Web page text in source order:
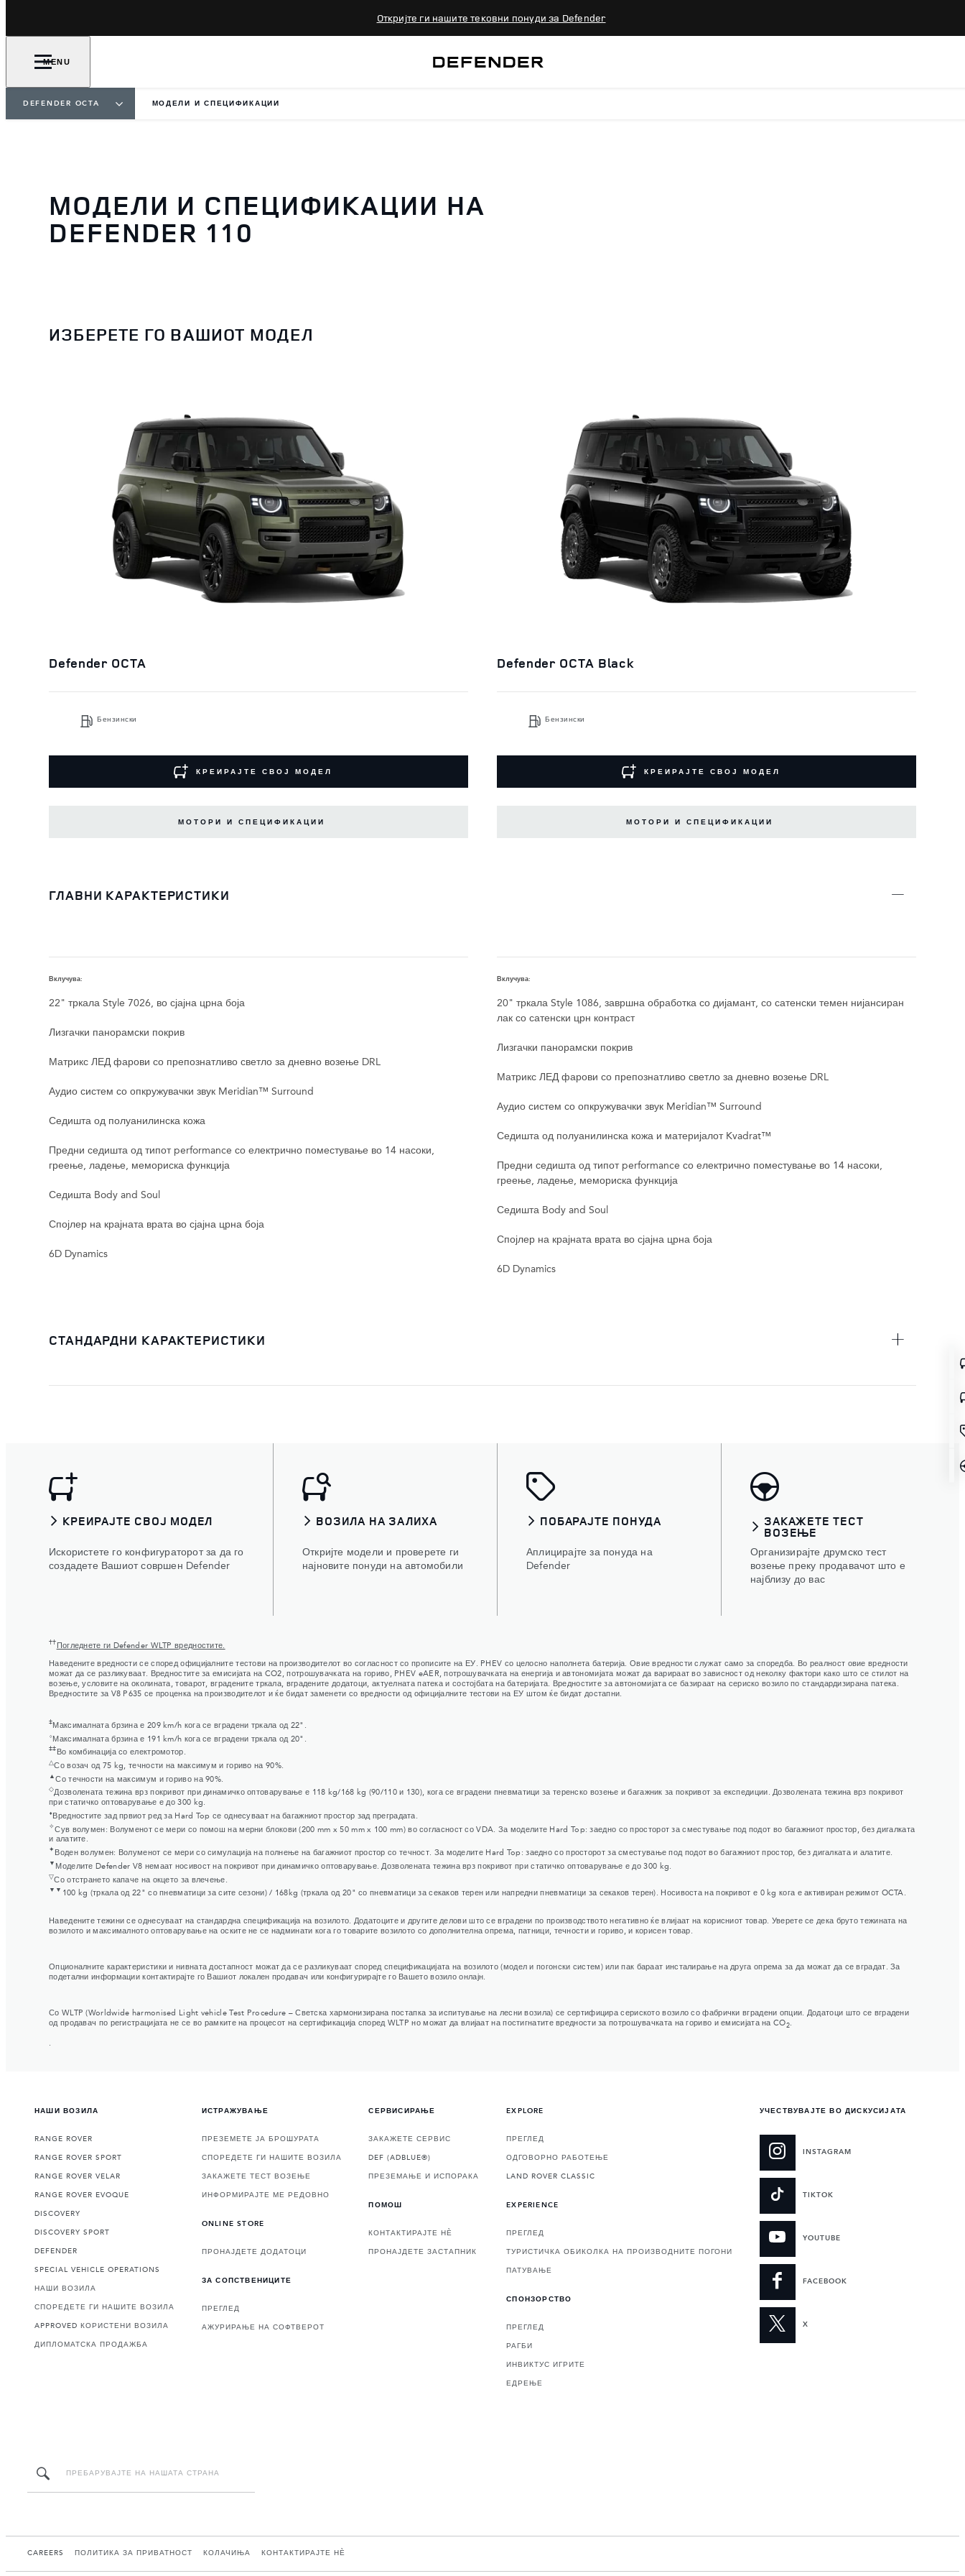
Откријте ги нашите тековни понуди за Defender
MENU
DEFENDER OCTA МОДЕЛИ И СПЕЦИФИКАЦИИ
МОДЕЛИ И СПЕЦИФИКАЦИИ НА
DEFENDER 110
ИЗБЕРЕТЕ ГО ВАШИОТ МОДЕЛ
Defender OCTA
Бензински
КРЕИРАЈТЕ СВОЈ МОДЕЛ
МОТОРИ И СПЕЦИФИКАЦИИ
Defender OCTA Black
Бензински
КРЕИРАЈТЕ СВОЈ МОДЕЛ
МОТОРИ И СПЕЦИФИКАЦИИ
ГЛАВНИ КАРАКТЕРИСТИКИ
Вклучува:
22" тркала Style 7026, во сјајна црна боја
Лизгачки панорамски покрив
Матрикс ЛЕД фарови со препознатливо светло за дневно возење DRL
Аудио систем со опкружувачки звук Meridian™ Surround
Седишта од полуанилинска кожа
Предни седишта од типот performance со електрично поместување во 14 насоки,
греење, ладење, мемориска функција
Седишта Body and Soul
Спојлер на крајната врата во сјајна црна боја
6D Dynamics
Вклучува:
20" тркала Style 1086, завршна обработка со дијамант, со сатенски темен нијансиран
лак со сатенски црн контраст
Лизгачки панорамски покрив
Матрикс ЛЕД фарови со препознатливо светло за дневно возење DRL
Аудио систем со опкружувачки звук Meridian™ Surround
Седишта од полуанилинска кожа и материјалот Kvadrat™
Предни седишта од типот performance со електрично поместување во 14 насоки,
греење, ладење, мемориска функција
Седишта Body and Soul
Спојлер на крајната врата во сјајна црна боја
6D Dynamics
СТАНДАРДНИ КАРАКТЕРИСТИКИ
КРЕИРАЈТЕ СВОЈ МОДЕЛ
Искористете го конфигураторот за да го
создадете Вашиот совршен Defender
ВОЗИЛА НА ЗАЛИХА
Откријте модели и проверете ги
најновите понуди на автомобили
ПОБАРАЈТЕ ПОНУДА
Аплицирајте за понуда на
Defender
ЗАКАЖЕТЕ ТЕСТ
ВОЗЕЊЕ
Организирајте друмско тест
возење преку продавачот што е
најблизу до вас
†† Погледнете ги Defender WLTP вредностите.
Наведените вредности се според официјалните тестови на производителот во согласност со прописите на ЕУ. PHEV со целосно наполнета батерија. Овие вредности служат само за споредба. Во реалност овие вредности
можат да се разликуваат. Вредностите за емисијата на CO2, потрошувачката на гориво, PHEV eAER, потрошувачката на енергија и автономијата можат да варираат во зависност од неколку фактори како што се стилот на
возење, условите на околината, товарот, вградените тркала, вградените додатоци, актуелната патека и состојбата на батеријата. Вредностите за автономијата се базираат на сериско возило по стандардизирана патека.
Вредностите за V8 P635 се проценка на производителот и ќе бидат заменети со вредности од официјалните тестови на ЕУ штом ќе бидат достапни.
‡ Максималната брзина е 209 km/h кога се вградени тркала од 22".
⬨ Максималната брзина е 191 km/h кога се вградени тркала од 20".
‡‡ Во комбинација со електромотор.
△Со возач од 75 kg, течности на максимум и гориво на 90%.
▲ Со течности на максимум и гориво на 90%.
◇Дозволената тежина врз покривот при динамичко оптоварување е 118 kg/168 kg (90/110 и 130), кога се вградени пневматици за теренско возење и багажник за покривот за експедиции. Дозволената тежина врз покривот
при статичко оптоварување е до 300 kg.
⬧ Вредностите зад првиот ред за Hard Top се однесуваат на багажниот простор зад преградата.
✧Сув волумен: Волуменот се мери со помош на мерни блокови (200 mm x 50 mm x 100 mm) во согласност со VDA. За моделите Hard Top: заедно со просторот за сместување под подот во багажниот простор, без дигалката
и алатите.
✦ Воден волумен: Волуменот се мери со симулација на полнење на багажниот простор со течност. За моделите Hard Top: заедно со просторот за сместување под подот во багажниот простор, без дигалката и алатите.
▼ Моделите Defender V8 немаат носивост на покривот при динамичко оптоварување. Дозволената тежина врз покривот при статичко оптоварување е до 300 kg.
▽Со отстрането капаче на окцето за влечење.
▼▼ 100 kg (тркала од 22" со пневматици за сите сезони) / 168kg (тркала од 20" со пневматици за секаков терен или напредни пневматици за секаков терен). Носивоста на покривот е 0 kg кога е активиран режимот OCTA.
Наведените тежини се однесуваат на стандардна спецификација на возилото. Додатоците и другите делови што се вградени по производството негативно ќе влијаат на корисниот товар. Уверете се дека бруто тежината на
возилото и максималното оптоварување на оските не се надминати кога го товарите возилото со дополнителна опрема, патници, течности и гориво, и корисен товар.
Опционалните карактеристики и нивната достапност можат да се разликуваат според спецификацијата на возилото (модел и погонски систем) или пак бараат инсталирање на друга опрема за да можат да се вградат. За
подетални информации контактирајте го Вашиот локален продавач или конфигурирајте го Вашето возило онлајн.
Со WLTP (Worldwide harmonised Light vehicle Test Procedure – Светска хармонизирана постапка за испитување на лесни возила) се сертифицира сериското возило со фабрички вградени опции. Додатоци што се вградени
од продавач по регистрацијата не се во рамките на процесот на сертификација според WLTP но можат да влијаат на постигнатите вредности за потрошувачката на гориво и емисијата на CO2.
.
НАШИ ВОЗИЛА
RANGE ROVER
RANGE ROVER SPORT
RANGE ROVER VELAR
RANGE ROVER EVOQUE
DISCOVERY
DISCOVERY SPORT
DEFENDER
SPECIAL VEHICLE OPERATIONS
НАШИ ВОЗИЛА
СПОРЕДЕТЕ ГИ НАШИТЕ ВОЗИЛА
APPROVED КОРИСТЕНИ ВОЗИЛА
ДИПЛОМАТСКА ПРОДАЖБА
ИСТРАЖУВАЊЕ
ПРЕЗЕМЕТЕ ЈА БРОШУРАТА
СПОРЕДЕТЕ ГИ НАШИТЕ ВОЗИЛА
ЗАКАЖЕТЕ ТЕСТ ВОЗЕЊЕ
ИНФОРМИРАЈТЕ МЕ РЕДОВНО
ONLINE STORE
ПРОНАЈДЕТЕ ДОДАТОЦИ
ЗА СОПСТВЕНИЦИТЕ
ПРЕГЛЕД
АЖУРИРАЊЕ НА СОФТВЕРОТ
СЕРВИСИРАЊЕ
ЗАКАЖЕТЕ СЕРВИС
DEF (ADBLUE®)
ПРЕЗЕМАЊЕ И ИСПОРАКА
ПОМОШ
КОНТАКТИРАЈТЕ НЀ
ПРОНАЈДЕТЕ ЗАСТАПНИК
EXPLORE
ПРЕГЛЕД
ОДГОВОРНО РАБОТЕЊЕ
LAND ROVER CLASSIC
EXPERIENCE
ПРЕГЛЕД
ТУРИСТИЧКА ОБИКОЛКА НА ПРОИЗВОДНИТЕ ПОГОНИ
ПАТУВАЊЕ
СПОНЗОРСТВО
ПРЕГЛЕД
РАГБИ
ИНВИКТУС ИГРИТЕ
ЕДРЕЊЕ
УЧЕСТВУВАЈТЕ ВО ДИСКУСИЈАТА
INSTAGRAM
TIKTOK
YOUTUBE
FACEBOOK
X
CAREERS ПОЛИТИКА ЗА ПРИВАТНОСТ КОЛАЧИЊА КОНТАКТИРАЈТЕ НЀ